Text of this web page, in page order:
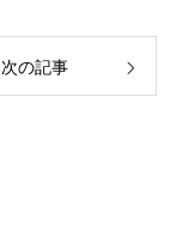
次の記事